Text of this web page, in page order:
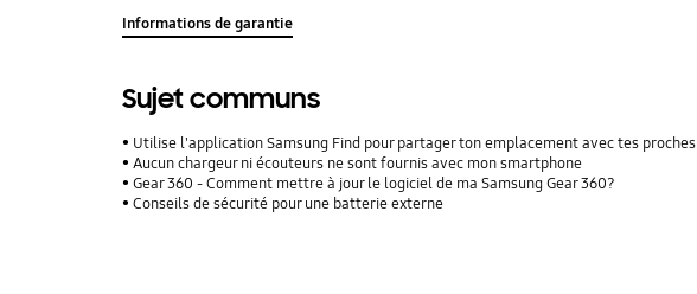
Informations de garantie
Sujet communs
Utilise l'application Samsung Find pour partager ton emplacement avec tes proches
Aucun chargeur ni écouteurs ne sont fournis avec mon smartphone
Gear 360 - Comment mettre à jour le logiciel de ma Samsung Gear 360?
Conseils de sécurité pour une batterie externe